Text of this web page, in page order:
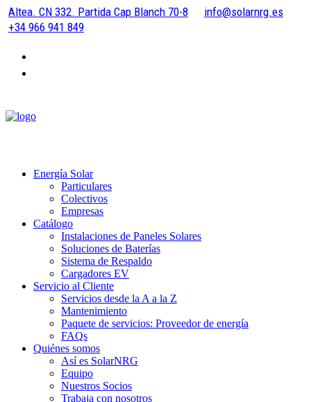
Altea. CN 332. Partida Cap Blanch 70-8
info@solarnrg.es
+34 966 941 849
Energía Solar
Particulares
Colectivos
Empresas
Catálogo
Instalaciones de Paneles Solares
Soluciones de Baterías
Sistema de Respaldo
Cargadores EV
Servicio al Cliente
Servicios desde la A a la Z
Mantenimiento
Paquete de servicios: Proveedor de energía
FAQs
Quiénes somos
Así es SolarNRG
Equipo
Nuestros Socios
Trabaja con nosotros